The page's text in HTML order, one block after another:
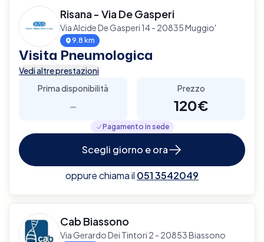
Risana - Via De Gasperi
Via Alcide De Gasperi 14 - 20835 Muggio'
9.8 km
Visita Pneumologica
Vedi altre prestazioni
Prima disponibilità
-
Prezzo
120€
Pagamento in sede
Scegli giorno e ora
oppure chiama il 051 3542049
Cab Biassono
Via Gerardo Dei Tintori 2 - 20853 Biassono